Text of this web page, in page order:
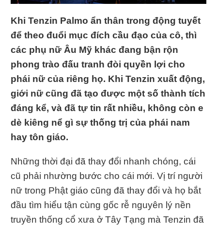
Khi Tenzin Palmo ẩn thân trong động tuyết
để theo đuổi mục đích cầu đạo của cô, thì
các phụ nữ Âu Mỹ khác đang bận rộn
phong trào đấu tranh đòi quyền lợi cho
phái nữ của riêng họ. Khi Tenzin xuất động,
giới nữ cũng đã tạo được một số thành tích
đáng kể, và đã tự tin rất nhiều, không còn e
dè kiêng nể gì sự thống trị của phái nam
hay tôn giáo.
Những thời đại đã thay đổi nhanh chóng, cái
cũ phải nhường bước cho cái mới. Vị trí người
nữ trong Phật giáo cũng đã thay đổi và họ bắt
đầu tìm hiểu tận cùng gốc rễ nguyên lý nền
truyền thống cổ xưa ở Tây Tạng mà Tenzin đã